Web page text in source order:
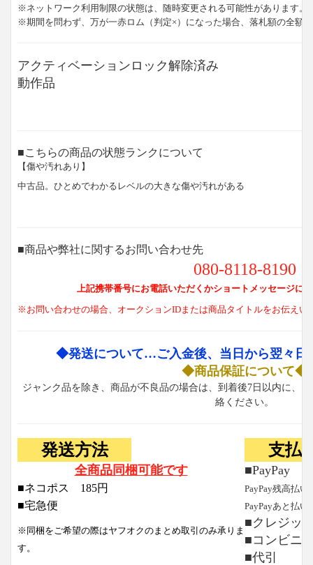
※ネットワーク利用制限の状態は、随時変更される可能性があります。
※期間を問わず、万が一赤ロム（判定×）になった場合、落札額の全額
アクティベーションロック解除済み
動作品
■こちらの商品の状態ランクについて
【傷や汚れあり】
中古品。ひとめでわかるレベルの大きな傷や汚れがある
■商品や弊社に関するお問い合わせ先
080-8118-8190
上記携帯番号にお電話いただくかショートメッセージに
※お問い合わせの場合、オークションIDまたは商品タイトルをお伝えい
◆発送について…ご入金後、当日から翌々日
◆商品保証について◆
ジャンク品を除き、商品が不良品の場合は、到着後7日以内に、
絡ください。
発送方法
全商品同梱可能です
■ネコポス 185円
■宅急便
※同梱をご希望の際はヤフオクのまとめ取引のみ承りま
す。
支払
■PayPay
PayPay残高払い
PayPayあと払い
■クレジッ
■コンビニ
■代引